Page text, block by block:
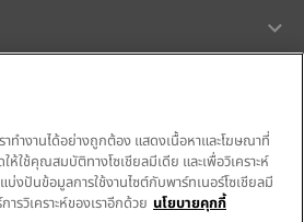
าทำงานได้อย่างถูกต้อง แสดงเนื้อหาและโฆษณาที่
ห้ใช้คุณสมบัติทางโซเชียลมีเดีย และเพื่อวิเคราะห์
บ่งปันข้อมูลการใช้งานไซต์กับพาร์ทเนอร์โซเชียลมี
รวิเคราะห์ของเราอีกด้วย นโยบายคุกกี้